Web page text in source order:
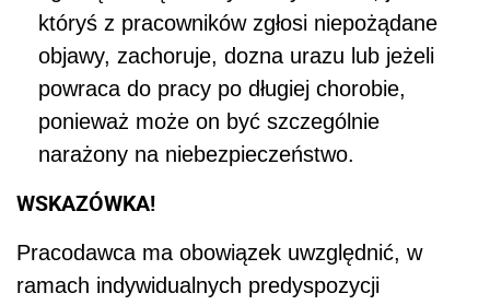
któryś z pracowników zgłosi niepożądane
objawy, zachoruje, dozna urazu lub jeżeli
powraca do pracy po długiej chorobie,
ponieważ może on być szczególnie
narażony na niebezpieczeństwo.
WSKAZÓWKA!
Pracodawca ma obowiązek uwzględnić, w
ramach indywidualnych predyspozycji